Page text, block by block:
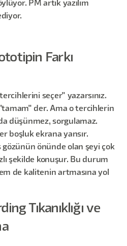
PM artık yazılım
Farkı
seçer" yazarsınız.
der. Ama o tercihlerin
düşünmez, sorgulamaz.
boşluk ekrana yansır.
gözünün önünde olan şeyi çok
şekilde konuşur. Bu durum
de kalitenin artmasına yol
Tıkanıklığı ve